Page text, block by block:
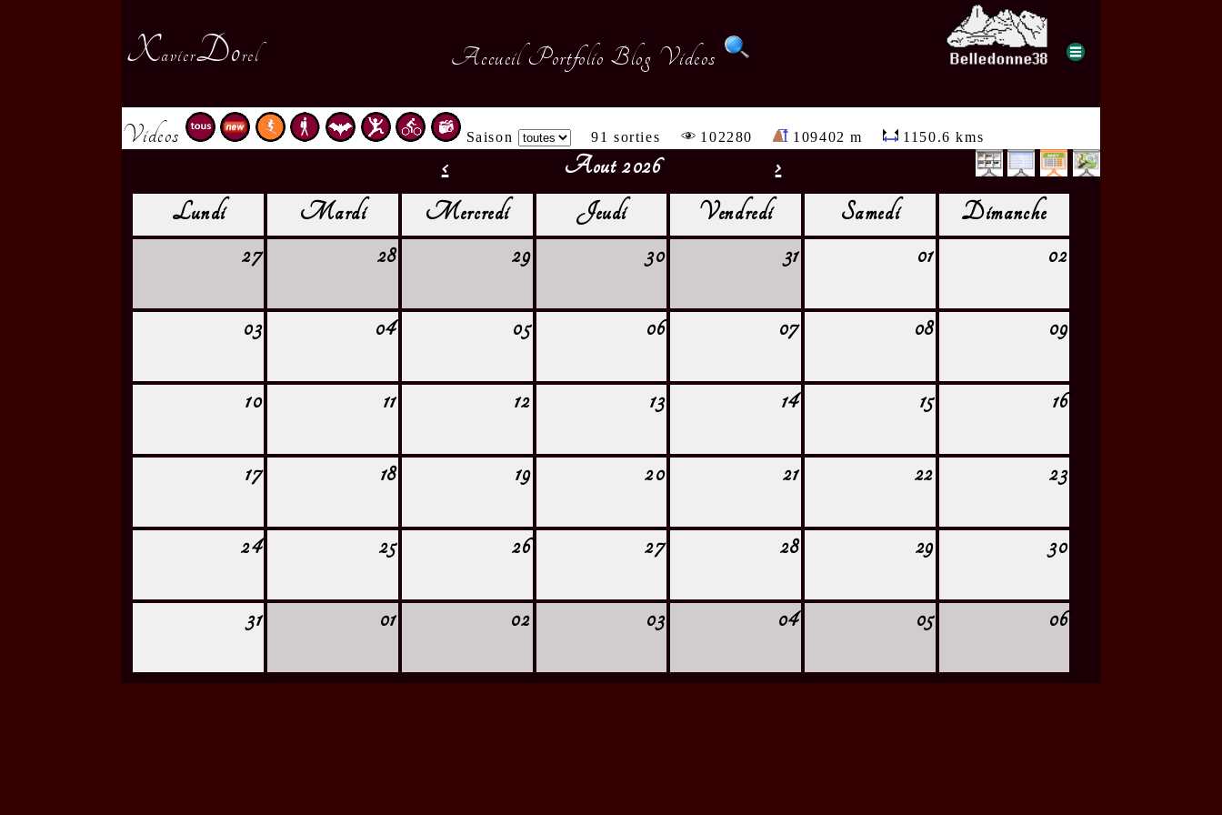
XavierDorel Accueil Portfolio Blog Videos
Videos Saison 91 sorties 102280 109402 m 1150.6 kms
‹ Aout 2026
›
Lundi
Mardi Mercredi Jeudi Vendredi Samedi
Dimanche
27
28 29 30 31 01 02
03 04 05 06 07 08 09
10 11 12 13 14 15 16
17 18 19 20 21 22 23
24 25 26 27 28 29 30
31 01 02 03 04 05 06